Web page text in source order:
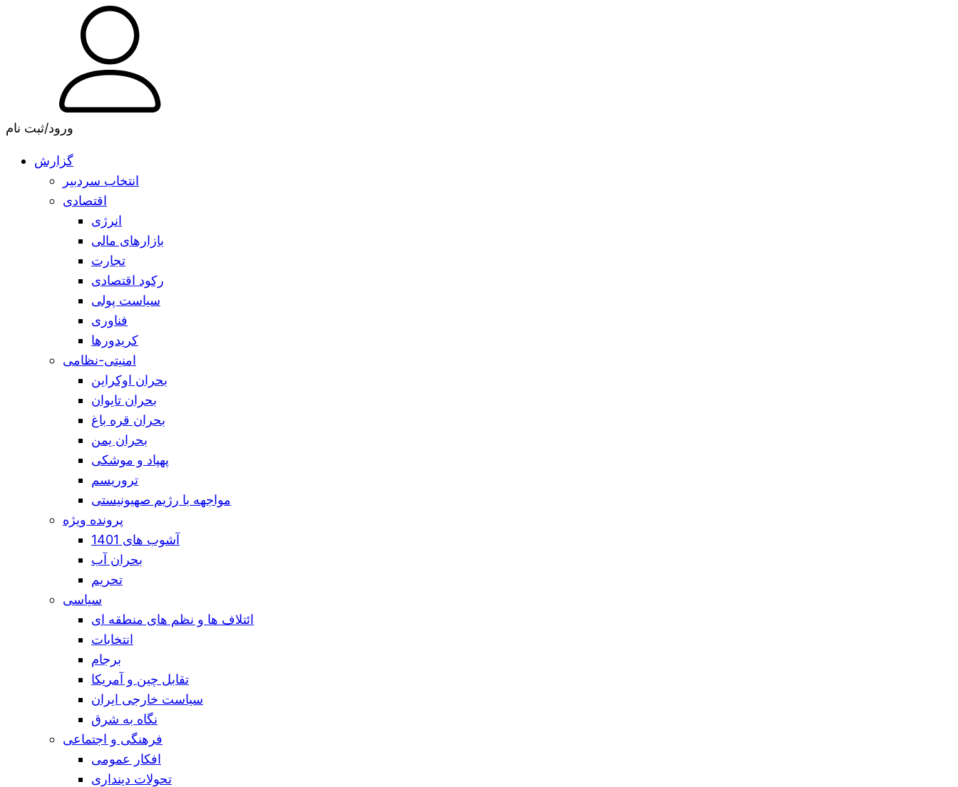
ورود/ثبت نام
گزارش
انتخاب سردبیر
اقتصادی
انرژی
بازارهای مالی
تجارت
رکود اقتصادی
سیاست پولی
فناوری
کریدورها
امنیتی-نظامی
بحران اوکراین
بحران تایوان
بحران قره باغ
بحران یمن
پهپاد و موشکی
تروریسم
مواجهه با رژیم صهیونیستی
پرونده ویژه
آشوب های 1401
بحران آب
تحریم
سیاسی
ائتلاف ها و نظم های منطقه ای
انتخابات
برجام
تقابل چین و آمریکا
سیاست خارجی ایران
نگاه به شرق
فرهنگی و اجتماعی
افکار عمومی
تحولات دینداری